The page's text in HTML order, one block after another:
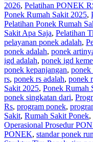
2026, Pelatihan PONEK
Ponek Rumah Sakit 2025,
Pelatihan Ponek Rumah
Sakit Apa Saja, Pelatihan
pelayanan ponek adalah,
ponek adalah, ponek
igd adalah, ponek igd
ponek kepanjangan, ponek
rs, ponek rs adalah, ponek
Sakit 2025, Ponek Rumah
ponek singkatan dari,
Rs, program ponek,
Sakit, Rumah Sakit Ponek,
Operasional Prosedur
PONEK, standar ponek